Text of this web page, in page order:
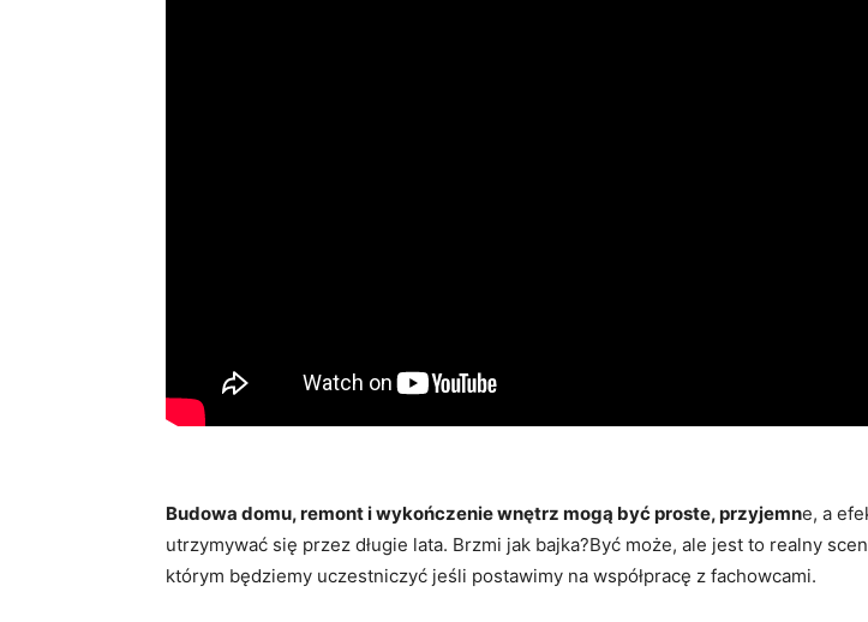
Budowa domu, remont i wykończenie wnętrz mogą być proste, przyjemne, a
utrzymywać się przez długie lata. Brzmi jak bajka?Być może, ale jest to realny
którym będziemy uczestniczyć jeśli postawimy na współpracę z fachowcami.